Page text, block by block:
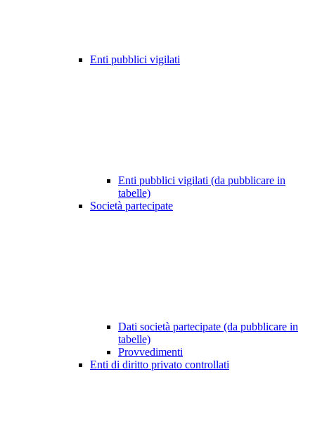
Enti pubblici vigilati
Enti pubblici vigilati (da pubblicare in
tabelle)
Società partecipate
Dati società partecipate (da pubblicare in
tabelle)
Provvedimenti
Enti di diritto privato controllati